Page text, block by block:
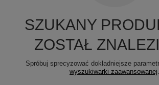
SZUKANY
ZOSTAŁ
Spróbuj sprecyzować dokładniejsze
wyszukiwarki zaawansowanej.